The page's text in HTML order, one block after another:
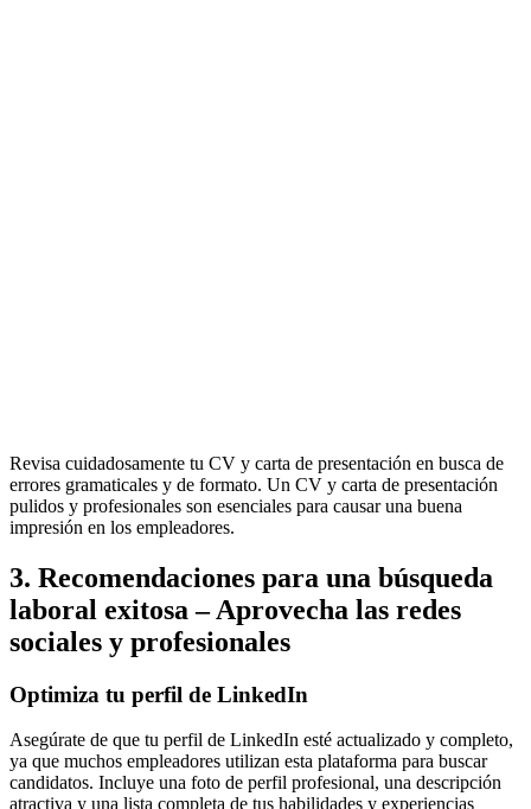
Revisa cuidadosamente tu CV y carta de presentación en busca de
errores gramaticales y de formato. Un CV y carta de presentación
pulidos y profesionales son esenciales para causar una buena
impresión en los empleadores.
3. Recomendaciones para una búsqueda
laboral exitosa – Aprovecha las redes
sociales y profesionales
Optimiza tu perfil de LinkedIn
Asegúrate de que tu perfil de LinkedIn esté actualizado y completo,
ya que muchos empleadores utilizan esta plataforma para buscar
candidatos. Incluye una foto de perfil profesional, una descripción
atractiva y una lista completa de tus habilidades y experiencias